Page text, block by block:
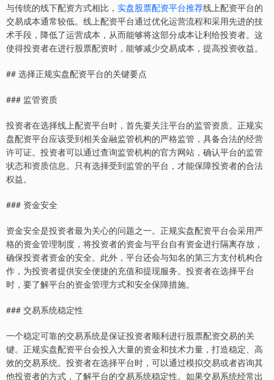
与传统的线下配资方式相比， 实盘股票配资平台推荐线上配资平台的
交易成本通常较低。线上配资平台通过优化运营流程和采用先进的技
术手段，降低了运营成本，从而能够将这部分成本让利给投资者。这
使得投资者在进行股票配资时，能够减少交易成本，提高投资收益。
## 选择正规实盘配资平台的关键要点
### 监管资质
投资者在选择线上配资平台时，首先要关注平台的监管资质。正规实
盘配资平台应该受到相关金融监管机构的严格监管，具备合法的经营
许可证。投资者可以通过查询监管机构的官方网站，确认平台的监管
状态和资质信息。只有选择受到监管的平台，才能保障投资者的合法
权益。
### 资金安全
资金安全是投资者最为关心的问题之一。正规实盘配资平台会采用严
格的资金管理制度，将投资者的资金与平台自有资金进行隔离存放，
确保投资者资金的安全。此外，平台还会与知名的第三方支付机构合
作，为投资者提供安全便捷的充值和提现服务。投资者在选择平台
时，要了解平台的资金管理方式和安全保障措施。
### 交易系统稳定性
一个稳定可靠的交易系统是保证投资者顺利进行股票配资交易的关
键。正规实盘配资平台会投入大量的资金和技术力量，打造稳定、高
效的交易系统。投资者在选择平台时，可以通过模拟交易或者咨询其
他投资者的方式，了解平台的交易系统稳定性。如果交易系统经常出